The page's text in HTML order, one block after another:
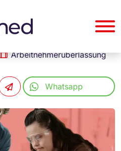
GmbH
(m/w/d)
Arbeitnehmerüberlassung
Whatsapp